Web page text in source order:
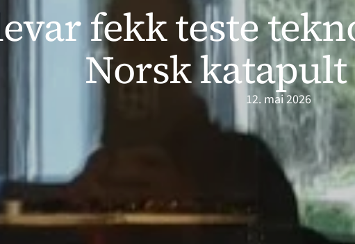
fekk teste
Norsk
12. mai 2026